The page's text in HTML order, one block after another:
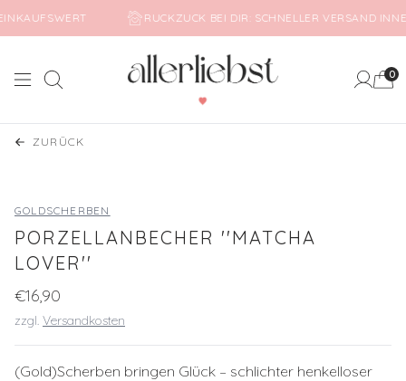
EINKAUFSWERT RUCKZUCK BEI DIR: SCHNELLER VERSAND
0
ZURÜCK
GOLDSCHERBEN
PORZELLANBECHER ''MATCHA
LOVER''
€16,90
zzgl. Versandkosten
(Gold)Scherben bringen Glück – schlichter henkelloser